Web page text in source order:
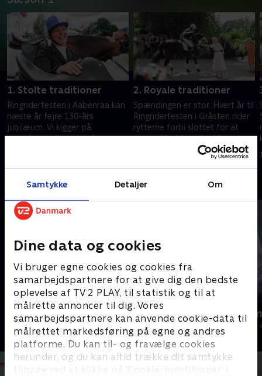
Samtykke Detaljer Om
Dine data og cookies
Vi bruger egne cookies og cookies fra
samarbejdspartnere for at give dig den bedste
oplevelse af TV 2 PLAY, til statistik og til at
målrette annoncer til dig. Vores
samarbejdspartnere kan anvende cookie-data til
målrettet markedsføring på egne og andres
platforme. Du kan til- og fravælge cookies
herunder, og du kan altid trække dit samtykke
tilbage ved at klikke på ’Cookie-indstillinger’ i
1. Stolte traditioner
Ringriderfesten i Aabenraa kan
næste år fejre 130-års
jubilæum. Vi kigger på
ringridersportens gamle
2. Royale traditioner
Spændingen er stor. Hvert år til
Ringriderfesten i Gråsten rider
rytterne forbi slottet for at
overrække blomster til
dronningen. Vil hestene opføre
12. oktober 2025 • 20 min
Andre så også
Jul på slottet - Warwick
2020 • Livsstil • 46 min
Julelys for
2022 • Livsstil